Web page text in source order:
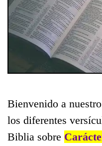
Bienvenido a
los diferentes
Biblia sobre